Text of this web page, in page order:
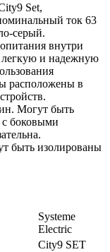
Set,
ток 63
серый.
внутри
легкую и надежную
расположены в
Могут быть
с боковыми
быть изолированы
Systeme
Electric
City9 SET